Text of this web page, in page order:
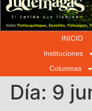
INICIO
Instituciones
Columnas
Día: 9